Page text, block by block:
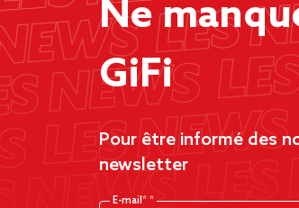
Ne
GiFi
Pour être informé des
newsletter
E-mail*